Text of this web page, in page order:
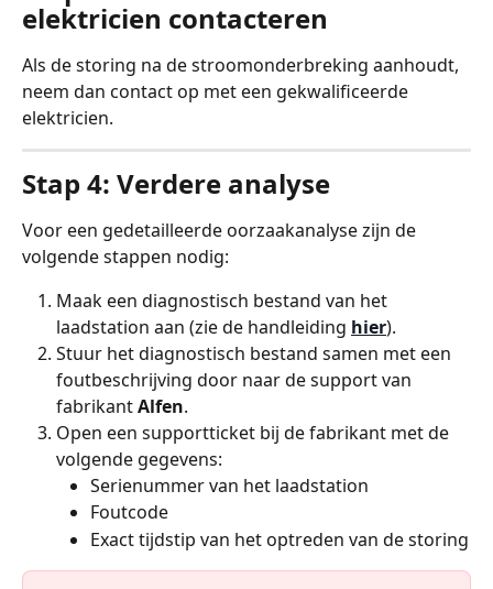
elektricien contacteren
Als de storing na de stroomonderbreking aanhoudt,
neem dan contact op met een gekwalificeerde
elektricien.
Stap 4: Verdere analyse
Voor een gedetailleerde oorzaakanalyse zijn de
volgende stappen nodig:
Maak een diagnostisch bestand van het
laadstation aan (zie de handleiding hier).
Stuur het diagnostisch bestand samen met een
foutbeschrijving door naar de support van
fabrikant Alfen.
Open een supportticket bij de fabrikant met de
volgende gegevens:
Serienummer van het laadstation
Foutcode
Exact tijdstip van het optreden van de storing